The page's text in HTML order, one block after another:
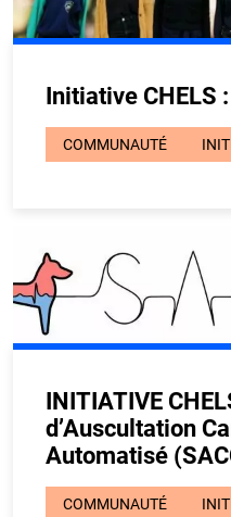
Initiative CHELS
COMMUNAUTÉ
INITIATIVE
d’Auscultation
Automatisé
COMMUNAUTÉ